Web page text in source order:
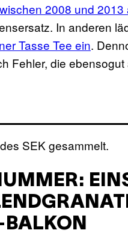
2008 und 2013
In anderen
Tasse Tee ein.
Fehler, die
SEK gesammelt.